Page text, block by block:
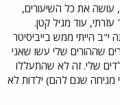
עושה את כל השיעורים,
עוד מגיל קטן.
הייתי בת 12, ועד כיתה י"ב הייתי ממש בייביסיטר
שההורים שלי עשו שאני
שלי. זה לא שהתעללו
מניחה שגם להם) ילדות לא